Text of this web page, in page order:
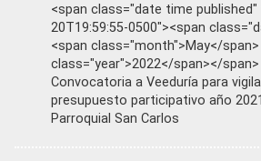
<span class="date time
20T19:59:55-0500"><span
<span class="month">May</
class="year">2022</span></span>
Convocatoria a Veeduría para
presupuesto participativo año
Parroquial San Carlos